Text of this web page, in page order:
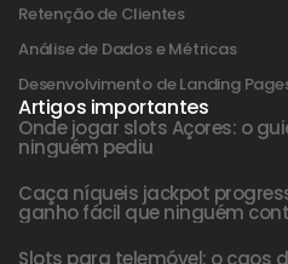
Retenção de Clientes
Análise de Dados e Métricas
Desenvolvimento de Landing
Artigos importantes
Onde jogar slots Açores: o
ninguém pediu
Caça níqueis jackpot
ganho fácil que ninguém
Slots para telemóvel: o caos